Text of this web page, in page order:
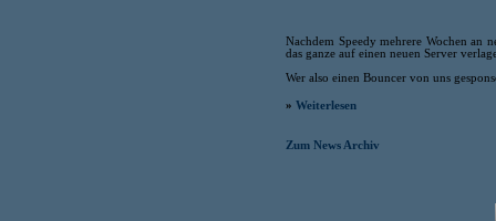
Nachdem Speedy mehrere Wochen an
das ganze auf einen neuen Server
Wer also einen Bouncer von uns
» Weiterlesen
Zum News Archiv